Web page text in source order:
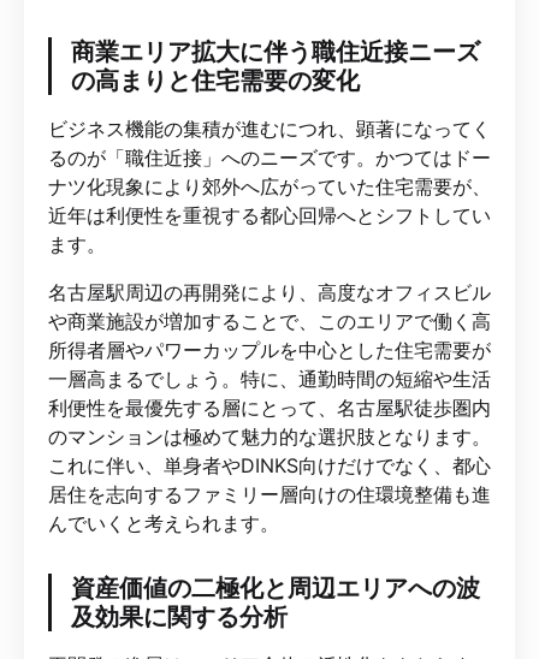
商業エリア拡大に伴う職住近接ニーズ
の高まりと住宅需要の変化
ビジネス機能の集積が進むにつれ、顕著になってく
るのが「職住近接」へのニーズです。かつてはドー
ナツ化現象により郊外へ広がっていた住宅需要が、
近年は利便性を重視する都心回帰へとシフトしてい
ます。
名古屋駅周辺の再開発により、高度なオフィスビル
や商業施設が増加することで、このエリアで働く高
所得者層やパワーカップルを中心とした住宅需要が
一層高まるでしょう。特に、通勤時間の短縮や生活
利便性を最優先する層にとって、名古屋駅徒歩圏内
のマンションは極めて魅力的な選択肢となります。
これに伴い、単身者やDINKS向けだけでなく、都心
居住を志向するファミリー層向けの住環境整備も進
んでいくと考えられます。
資産価値の二極化と周辺エリアへの波
及効果に関する分析